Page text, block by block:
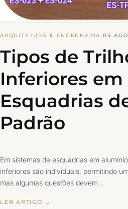
ARQUITETURA E ENGENHARIA·04
Tipos de
Inferiores em
Esquadrias
Padrão
Em sistemas de esquadrias em
inferiores são individuais, permitindo
mas algumas questões devem…
LER ARTIGO →